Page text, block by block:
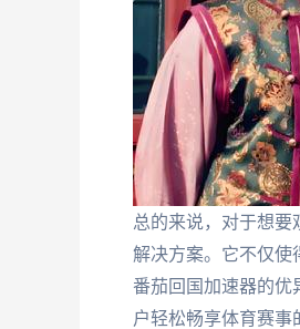
总的来说，对于想要
解决方案。它不仅使
番茄回国加速器的优
户轻松畅享体育赛事